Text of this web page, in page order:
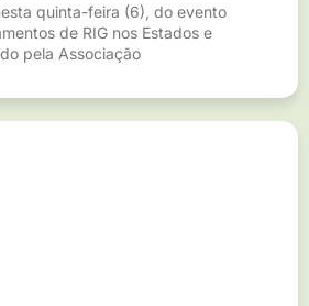
quinta-feira (6), do evento
de RIG nos Estados e
pela Associação